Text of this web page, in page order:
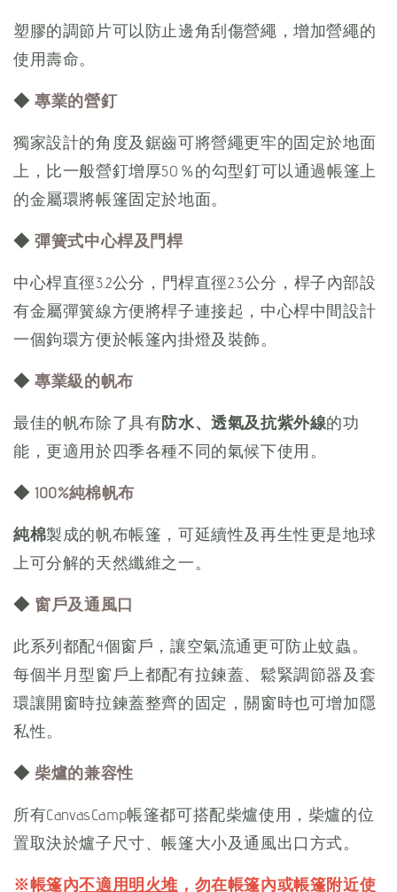
塑膠的調節片可以防止邊角刮傷營繩，增加營繩的
使用壽命。
◆專業的營釘
獨家設計的角度及鋸齒可將營繩更牢的固定於地面
上，比一般營釘增厚50％的勾型釘可以通過帳篷上
的金屬環將帳篷固定於地面。
◆彈簧式中心桿及門桿
中心桿直徑3.2公分，門桿直徑2.3公分，桿子內部設
有金屬彈簧線方便將桿子連接起，中心桿中間設計
一個鉤環方便於帳篷內掛燈及裝飾。
◆專業級的帆布
最佳的帆布除了具有防水、透氣及抗紫外線的功
能，更適用於四季各種不同的氣候下使用。
◆100%純棉帆布
純棉製成的帆布帳篷，可延續性及再生性更是地球
上可分解的天然纖維之一。
◆ 窗戶及通風口
此系列都配4個窗戶，讓空氣流通更可防止蚊蟲。
每個半月型窗戶上都配有拉鍊蓋、鬆緊調節器及套
環讓開窗時拉鍊蓋整齊的固定，關窗時也可增加隱
私性。
◆ 柴爐的兼容性
所有CanvasCamp帳篷都可搭配柴爐使用，柴爐的位
置取決於爐子尺寸、帳篷大小及通風出口方式。
※帳篷內不適用明火堆 ，勿在帳篷內或帳篷附近使